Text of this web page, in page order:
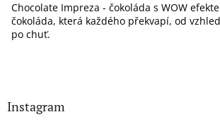
Chocolate Impreza - čokoláda s WOW
čokoláda, která každého překvapí, od
po chuť.
Instagram